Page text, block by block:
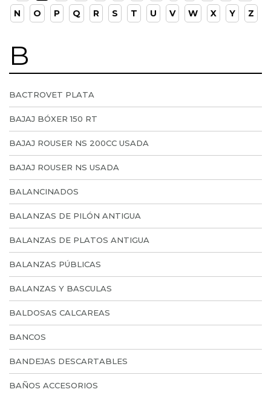
N
O P Q R S T U V W X Y Z
B
BACTROVET PLATA
BAJAJ BÓXER 150 RT
BAJAJ ROUSER NS 200CC USADA
BAJAJ ROUSER NS USADA
BALANCINADOS
BALANZAS DE PILÓN ANTIGUA
BALANZAS DE PLATOS ANTIGUA
BALANZAS PÚBLICAS
BALANZAS Y BASCULAS
BALDOSAS CALCAREAS
BANCOS
BANDEJAS DESCARTABLES
BAÑOS ACCESORIOS